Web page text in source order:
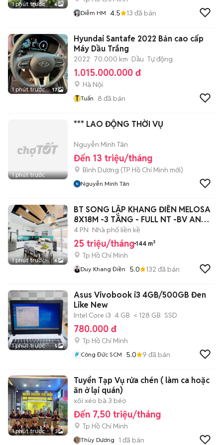
1 phút trước 6
Diễm HM 4.5 13 đã bán
1 phút trước 17
Hyundai Santafe 2022 Bản cao cấp
Máy Dầu Trắng
2022 70.000 km Dầu Tự động
1.015.000.000 đ
Hà Nội
T Tuấn 8 đã bán
1 phút trước
*** LAO ĐỘNG THỜI VỤ
Nguyễn Minh Tân
Đến 13 triệu/tháng
Bình Dương (TP Hồ Chí Minh mới)
Nguyễn Minh Tân
1 phút trước 6
BT SONG LẬP KHANG ĐIỀN MELOSA
8X18M -3 TẦNG - FULL NT -BV AN
NINH 24/7
4 PN Nhà phố liền kề
25 triệu/tháng 144 m²
Tp Hồ Chí Minh
Duy Khang Điền 5.0 132 đã bán
1 phút trước 5
Asus Vivobook i3 4GB/500GB Đen
Like New
Intel Core i3 4 GB < 128 GB SSD
780.000 đ
Tp Hồ Chí Minh
Công Đức SCM 5.0 9 đã bán
1 phút trước 3
Tuyển Tạp Vụ rửa chén ( làm ca hoặc
ăn ở lại quán)
xôi xéo bà 3 béo
Đến 7,50 triệu/tháng
Tp Hồ Chí Minh
Thùy Dương 1 đã bán